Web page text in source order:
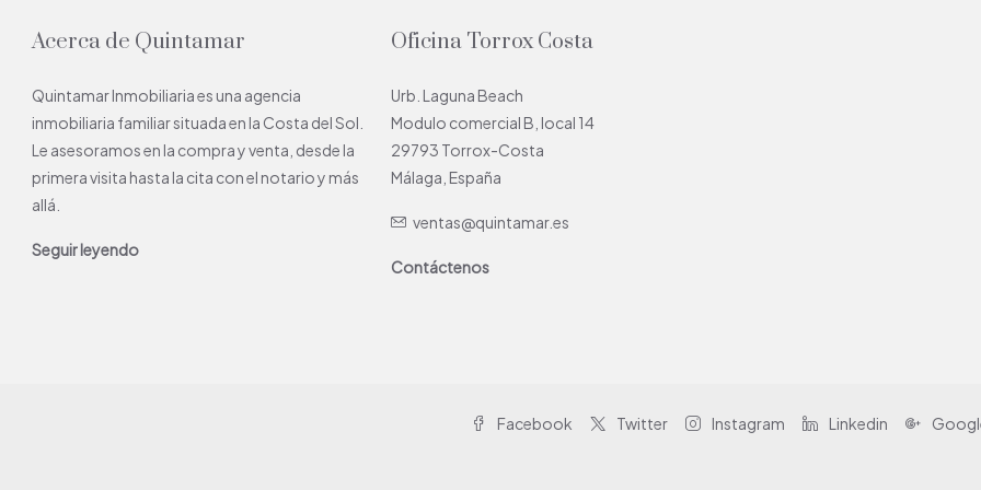
Acerca de Quintamar
Quintamar Inmobiliaria es una agencia
inmobiliaria familiar situada en la Costa del Sol.
Le asesoramos en la compra y venta, desde la
primera visita hasta la cita con el notario y más
allá.
Seguir leyendo
Oficina Torrox Costa
Urb. Laguna Beach
Modulo comercial B, local 14
29793 Torrox-Costa
Málaga, España
ventas@quintamar.es
Contáctenos
Facebook Twitter Instagram Linkedin